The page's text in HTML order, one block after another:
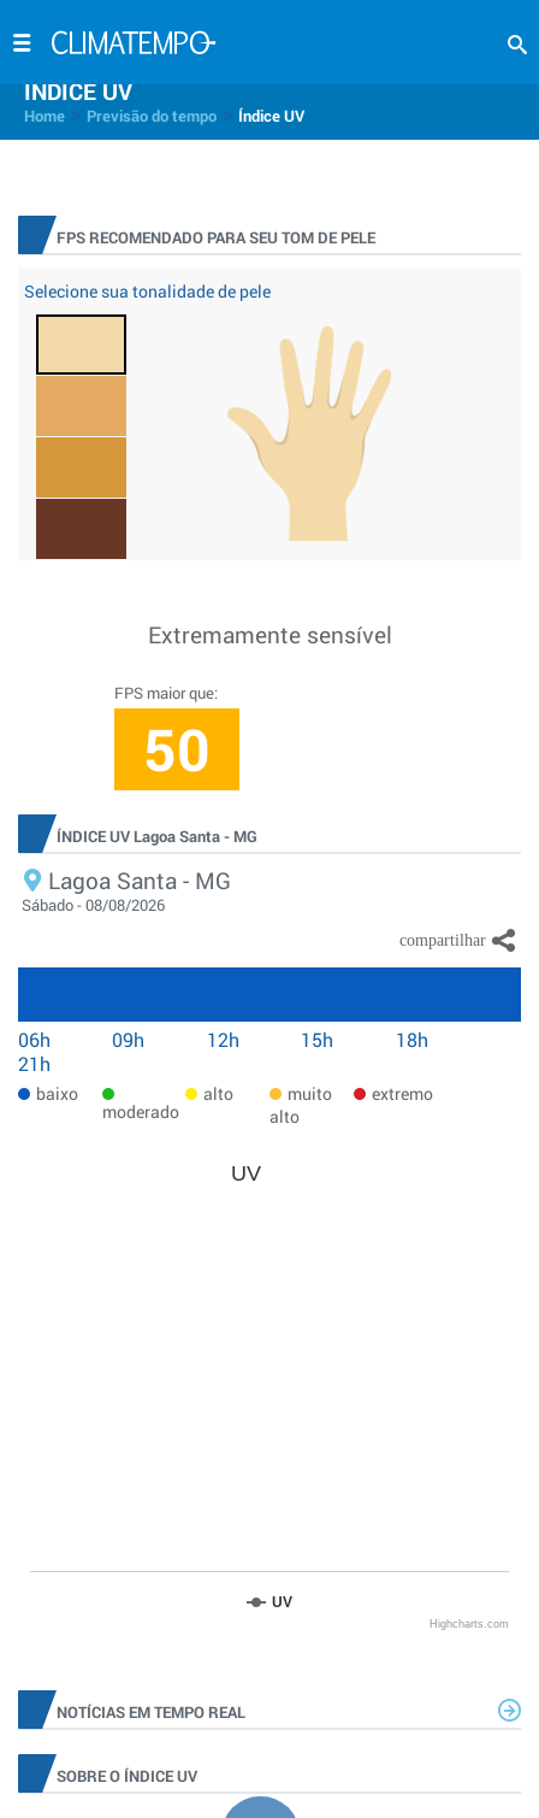
INDICE UV
Home Previsão do tempo Índice UV
FPS RECOMENDADO PARA SEU TOM DE PELE
Selecione sua tonalidade de pele
Extremamente sensível
FPS maior que:
50
ÍNDICE UV Lagoa Santa - MG
Lagoa Santa - MG
Sábado - 08/08/2026
06h 09h 12h 15h
18h
21h
baixo
moderado
alto
muito
alto
extremo
UV
UV
Highcharts.com
NOTÍCIAS EM TEMPO REAL
SOBRE O ÍNDICE UV